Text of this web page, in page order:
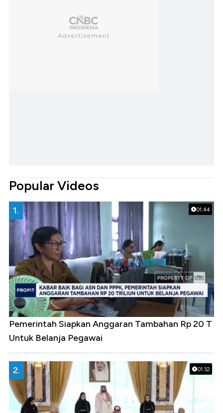
Popular Videos
01:44
1.
Pemerintah Siapkan Anggaran Tambahan Rp 20 T
Untuk Belanja Pegawai
01:32
2.